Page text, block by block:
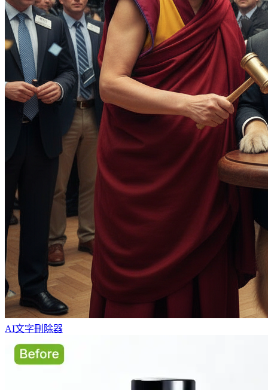
AI文字刪除器